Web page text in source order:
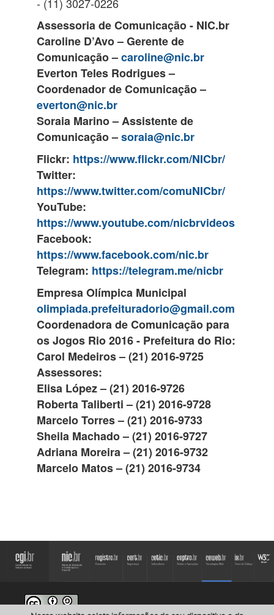
Assessoria de Comunicação - NIC.br
Caroline D’Avo – Gerente de
Comunicação –caroline@nic.br
Everton Teles Rodrigues –
Coordenador de Comunicação –
everton@nic.br
Soraia Marino – Assistente de
Comunicação –soraia@nic.br
Flickr: https://www.flickr.com/NICbr/
Twitter:
https://www.twitter.com/comuNICbr/
YouTube:
https://www.youtube.com/nicbrvideos
Facebook:
https://www.facebook.com/nic.br
Telegram: https://telegram.me/nicbr
Empresa Olímpica Municipal
olimpiada.prefeituradorio@gmail.com
Coordenadora de Comunicação para
os Jogos Rio 2016 - Prefeitura do Rio:
Carol Medeiros – (21) 2016-9725
Assessores:
Elisa López – (21) 2016-9726
Roberta Taliberti – (21) 2016-9728
Marcelo Torres – (21) 2016-9733
Sheila Machado – (21) 2016-9727
Adriana Moreira – (21) 2016-9732
Marcelo Matos – (21) 2016-9734